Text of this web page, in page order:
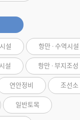
설 항만 · 수역시설
설 항만 · 부지조성
연안정비 조선소
일반토목